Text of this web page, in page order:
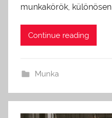
munkakörök, különösen
Continue reading
Munka